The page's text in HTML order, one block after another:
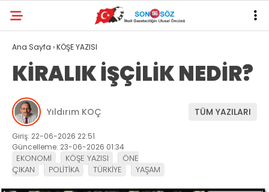
Ana Sayfa ›KÖŞE YAZISI
KİRALIK İŞÇİLİK NEDİR?
Yıldırım KOÇ TÜM YAZILARI
Giriş: 22-06-2026 22:51
Güncelleme: 23-06-2026 01:34
EKONOMİ KÖŞE YAZISI
ÖNE
ÇIKAN
POLİTİKA TÜRKİYE YAŞAM